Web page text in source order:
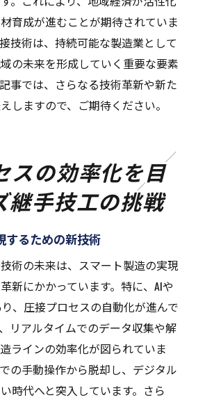
育成が進むことが期待されていま
技術は、持続可能な製造業として
の未来を形成していく重要な要素
事では、さらなる技術革新や新た
しますので、ご期待ください。
スの効率化を目
継手技工の挑戦
するための新技術
術の未来は、スマート製造の実現
新にかかっています。特に、AIや
、圧接プロセスの自動化が進んで
リアルタイムでのデータ収集や解
ラインの効率化が図られていま
の手動操作から脱却し、デジタル
時代へと突入しています。さら